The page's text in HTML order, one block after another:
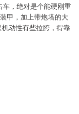
，绝对是个能硬刚重
甲，加上带炮塔的大
动性有些拉胯，得靠